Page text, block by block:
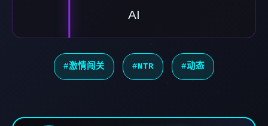
AI
#激情闯关 #NTR #动态